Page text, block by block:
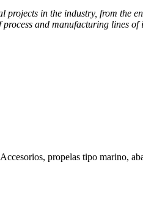
projects in the industry, from
and manufacturing lines of
propelas tipo marino,